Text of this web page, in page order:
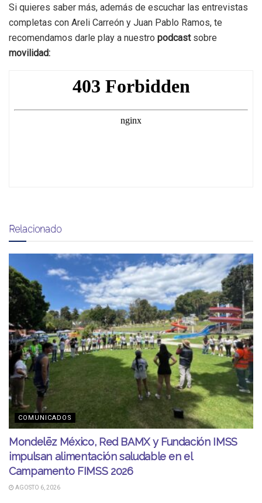
Si quieres saber más, además de escuchar las entrevistas
completas con Areli Carreón y Juan Pablo Ramos, te​
recomendamos darle play a nuestro podcastsobre
movilidad:
Relacionado
COMUNICADOS
Mondelēz México, Red BAMX y Fundación IMSS
impulsan alimentación saludable en el
Campamento FIMSS 2026
AGOSTO 6, 2026